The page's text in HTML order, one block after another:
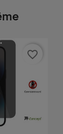
favorite_border